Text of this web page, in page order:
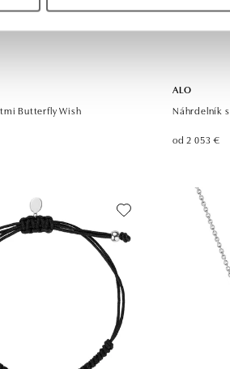
Butterfly Wish
ALO
Náhrdelník
od 2 053 €